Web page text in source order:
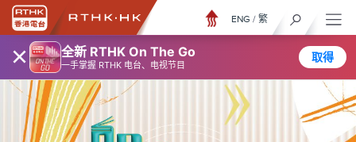
× 全新 RTHK On The Go
一手掌握 RTHK 电台、电视节目
取得
ENG / 繁